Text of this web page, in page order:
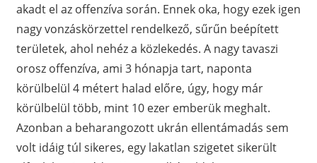
akadt el az offenzíva során. Ennek oka, hogy ezek igen
nagy vonzáskörzettel rendelkező, sűrűn beépített
területek, ahol nehéz a közlekedés. A nagy tavaszi
orosz offenzíva, ami 3 hónapja tart, naponta
körülbelül 4 métert halad előre, úgy, hogy már
körülbelül több, mint 10 ezer emberük meghalt.
Azonban a beharangozott ukrán ellentámadás sem
volt idáig túl sikeres, egy lakatlan szigetet sikerült